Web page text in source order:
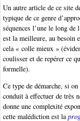
Un autre article de ce site
typique de ce genre
séquences l’une le long
est la meilleure, au besoin
cela « colle mieux »
coulisser et de repérer ce
formelle).
Ce type de démarche, si
conduit à effectuer de très
donne une complexité
cette malédiction est la